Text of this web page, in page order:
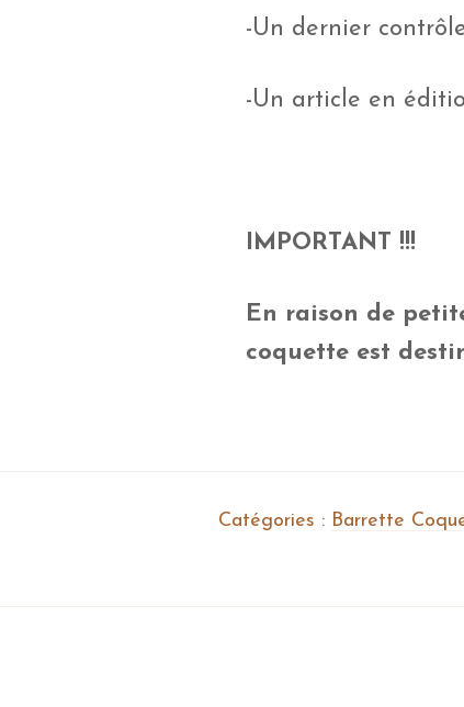
-Un dernier
-Un article en
IMPORTANT !!!
En raison de
coquette est
Catégories : Barrette